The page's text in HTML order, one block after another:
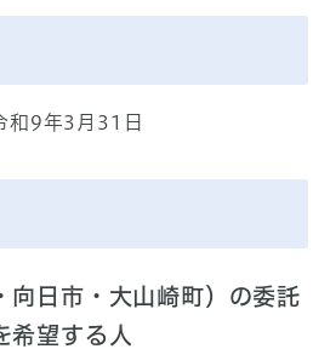
和9年3月31日
向日市・大山崎町）の委託
希望する人